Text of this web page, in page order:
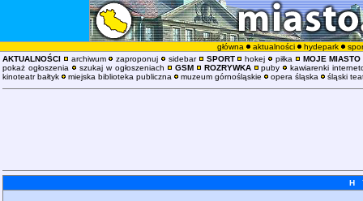
główna aktualności hydepark
AKTUALNOŚCI
archiwum zaproponuj sidebar SPORT hokej piłka
MOJE MIASTO
pokaż ogłoszenia
szukaj w ogłoszeniach GSM ROZRYWKA puby
kawiarenki
kinoteatr bałtyk
miejska biblioteka publiczna muzeum górnośląskie opera śląska śląski
H